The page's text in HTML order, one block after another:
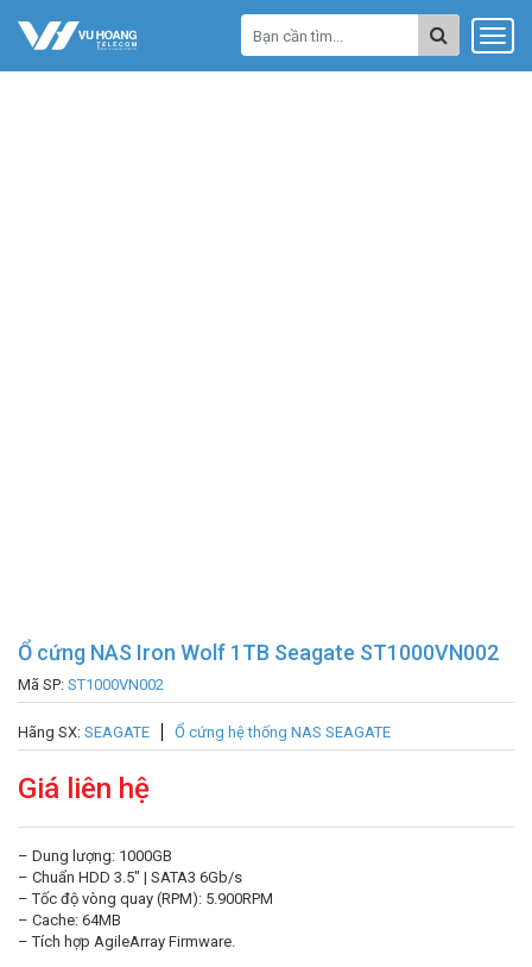
Ổ cứng NAS Iron Wolf 1TB Seagate ST1000VN002
Mã SP: ST1000VN002
Hãng SX: SEAGATE Ổ cứng hệ thống NAS SEAGATE
Giá liên hệ
– Dung lượng: 1000GB
– Chuẩn HDD 3.5″ | SATA3 6Gb/s
– Tốc độ vòng quay (RPM): 5.900RPM
– Cache: 64MB
– Tích hợp AgileArray Firmware.